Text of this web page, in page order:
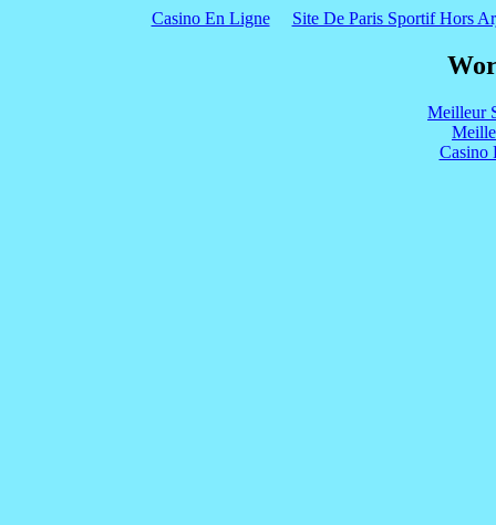
Casino En Ligne Site De Paris Sportif Hors
Meilleur
Casino